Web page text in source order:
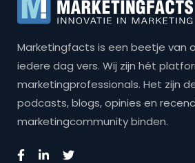
Marketingfacts is een beetje van
iedere dag vers. Wij zijn hét
marketingprofessionals. Het zijn
podcasts, blogs, opinies en
marketingcommunity binden.